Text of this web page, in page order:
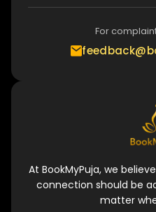
For
At BookMyPuja, we
connection should be
matter